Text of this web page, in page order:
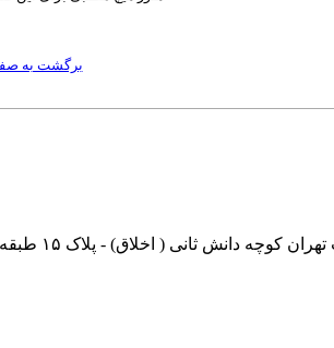
برگشت به
دانش ثانی ( اخلاق) - پلاک ۱۵ طبقه ۲